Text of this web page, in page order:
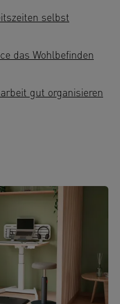
selbst
das Wohlbefinden
gut organisieren